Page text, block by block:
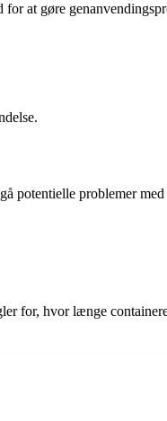
at gøre
potentielle problemer
for, hvor længe